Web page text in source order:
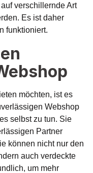
verschillernde Art
Es ist daher
funktioniert.
möchten, ist es
Webshop
selbst zu tun. Sie
Partner
können nicht nur den
auch verdeckte
um mehr